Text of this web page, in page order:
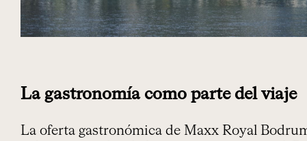
La gastronomía como parte del viaje
La oferta gastronómica de Maxx Royal